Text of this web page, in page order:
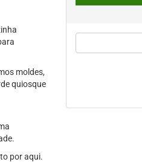
moldes,
quiosque
por aqui.